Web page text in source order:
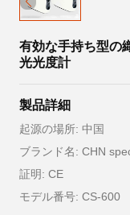
有効な手持ち型の
光光度計
製品詳細
起源の場所: 中国
ブランド名: CHN
証明: CE
モデル番号: CS-600